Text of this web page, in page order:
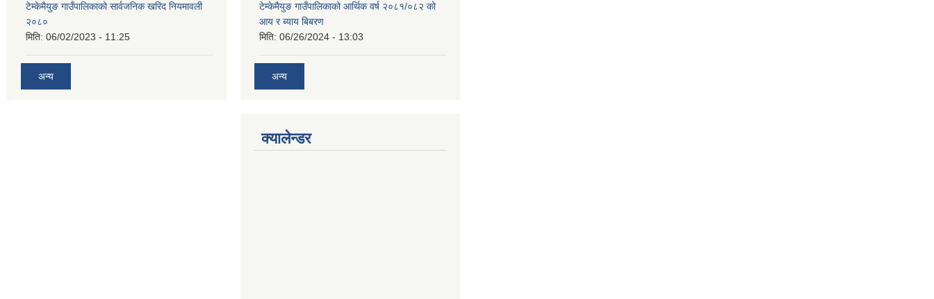
टेम्केमैयुङ गाउँपालिकाको सार्वजनिक खरिद नियमावली
२०८०
मिति: 06/02/2023 - 11:25
अन्य
टेम्केमैयुङ गाउँपालिकाको आर्थिक वर्ष २०८१/०८२ को
आय र ब्याय बिबरण
मिति: 06/26/2024 - 13:03
अन्य
क्यालेन्डर